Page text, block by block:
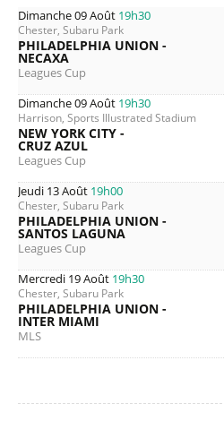
Dimanche 09 Août 19h30
Chester, Subaru Park
PHILADELPHIA UNION -
NECAXA
Leagues Cup
Dimanche 09 Août 19h30
Harrison, Sports Illustrated Stadium
NEW YORK CITY -
CRUZ AZUL
Leagues Cup
Jeudi 13 Août 19h00
Chester, Subaru Park
PHILADELPHIA UNION -
SANTOS LAGUNA
Leagues Cup
Mercredi 19 Août 19h30
Chester, Subaru Park
PHILADELPHIA UNION -
INTER MIAMI
MLS